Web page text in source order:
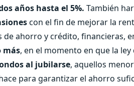
años hasta el 5%. También
con el fin de mejorar la
ahorro y crédito, financieras,
más, en el momento en que la
al jubilarse, aquellos
para garantizar el ahorro